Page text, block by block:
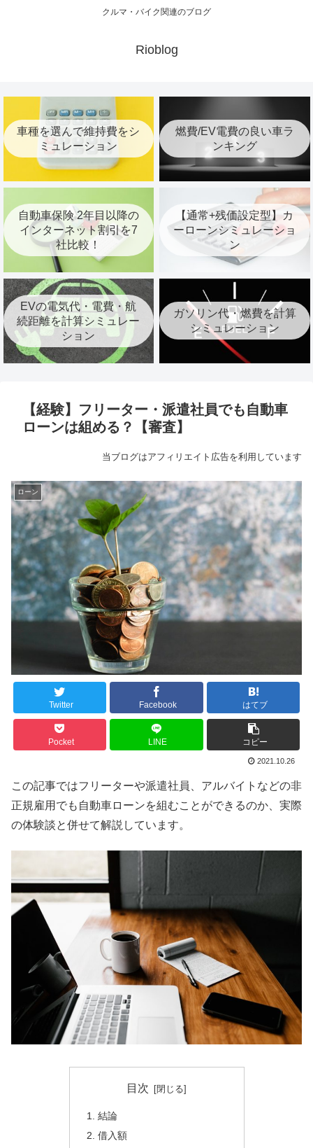
クルマ・バイク関連のブログ
Rioblog
車種を選んで維持費をシ
ミュレーション
燃費/EV電費の良い車ラ
ンキング
自動車保険 2年目以降の
インターネット割引を7
社比較！
【通常+残価設定型】カ
ーローンシミュレーショ
ン
EVの電気代・電費・航
続距離を計算シミュレー
ション
ガソリン代・燃費を計算
シミュレーション
【経験】フリーター・派遣社員でも自動車
ローンは組める？【審査】
当ブログはアフィリエイト広告を利用しています
ローン
Twitter Facebook はてブ
Pocket LINE コピー
2021.10.26
この記事ではフリーターや派遣社員、アルバイトなどの非
正規雇用でも自動車ローンを組むことができるのか、実際
の体験談と併せて解説しています。
目次
結論
借入額